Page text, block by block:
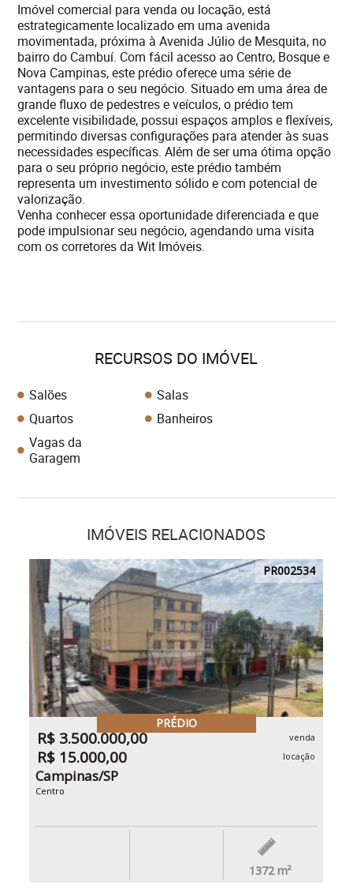
Imóvel comercial para venda ou locação, está
estrategicamente localizado em uma avenida
movimentada, próxima à Avenida Júlio de Mesquita, no
bairro do Cambuí. Com fácil acesso ao Centro, Bosque e
Nova Campinas, este prédio oferece uma série de
vantagens para o seu negócio. Situado em uma área de
grande fluxo de pedestres e veículos, o prédio tem
excelente visibilidade, possui espaços amplos e flexíveis,
permitindo diversas configurações para atender às suas
necessidades específicas. Além de ser uma ótima opção
para o seu próprio negócio, este prédio também
representa um investimento sólido e com potencial de
valorização.
Venha conhecer essa oportunidade diferenciada e que
pode impulsionar seu negócio, agendando uma visita
com os corretores da Wit Imóveis.
RECURSOS DO IMÓVEL
Salões
Salas
Quartos
Banheiros
Vagas da
Garagem
IMÓVEIS RELACIONADOS
PR002534
PRÉDIO
R$ 3.500.000,00 venda
R$ 15.000,00 locação
Campinas/SP
Centro
1372 m²